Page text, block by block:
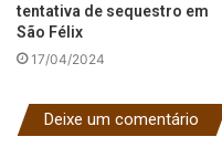
tentativa de sequestro em
São Félix
17/04/2024
Deixe um comentário